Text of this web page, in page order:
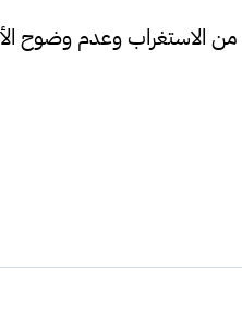
الاستغراب وعدم وضوح